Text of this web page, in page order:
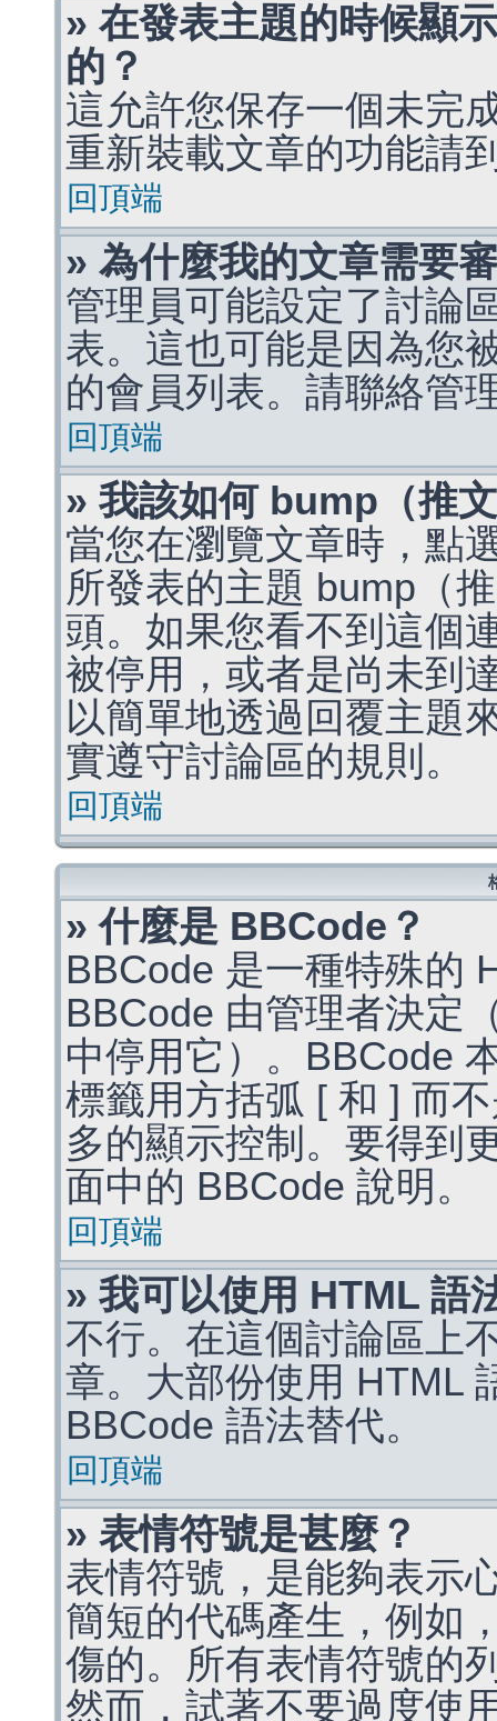
» 在發表主題的時候顯
的？
這允許您保存一個未完
重新裝載文章的功能請
回頂端
» 為什麼我的文章需要
管理員可能設定了討論
表。這也可能是因為您
的會員列表。請聯絡管
回頂端
» 我該如何 bump（推
當您在瀏覽文章時，點
所發表的主題 bump（
頭。如果您看不到這個
被停用，或者是尚未到
以簡單地透過回覆主題
實遵守討論區的規則。
回頂端
» 什麼是 BBCode？
BBCode 是一種特殊的
BBCode 由管理者決定
中停用它）。BBCode
標籤用方括弧 [ 和 ] 而
多的顯示控制。要得到
面中的 BBCode 說明。
回頂端
» 我可以使用 HTML 語
不行。在這個討論區上
章。大部份使用 HTML
BBCode 語法替代。
回頂端
» 表情符號是甚麼？
表情符號，是能夠表示
簡短的代碼產生，例如
傷的。所有表情符號的
然而，試著不要過度使